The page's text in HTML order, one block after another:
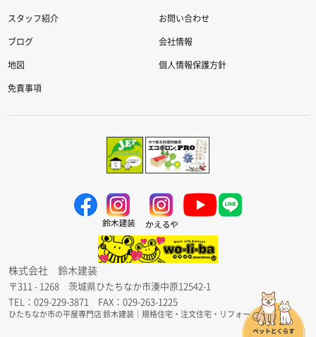
スタッフ紹介 お問い合わせ
ブログ 会社情報
地図 個人情報保護方針
免責事項
株式会社 鈴木建装
〒311 - 1268 茨城県ひたちなか市湊中原12542-1
TEL：029-229-3871 FAX：029-263-1225
ひたちなか市の平屋専門店 鈴木建装｜規格住宅・注文住宅・リフォーム